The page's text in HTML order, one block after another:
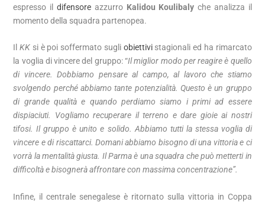
espresso il difensoreazzurro Kalidou Koulibaly che analizza il
momento della squadra partenopea.
IlKK si è poi soffermato sugli obiettivistagionali ed ha rimarcato
la voglia di vincere del gruppo: “Il miglior modo per reagire è quello
di vincere. Dobbiamo pensare al campo, al lavoro che stiamo
svolgendo perché abbiamo tante potenzialità. Questo è un gruppo
di grande qualità e quando perdiamo siamo i primi ad essere
dispiaciuti. Vogliamo recuperare il terreno e dare gioie ai nostri
tifosi. Il gruppo è unito e solido. Abbiamo tutti la stessa voglia di
vincere e di riscattarci. Domani abbiamo bisogno di una vittoria e ci
vorrà la mentalità giusta. Il Parma è una squadra che può metterti in
difficoltà e bisognerà affrontare con massima concentrazione”.
Infine, il centrale senegalese è ritornato sulla vittoria in Coppa